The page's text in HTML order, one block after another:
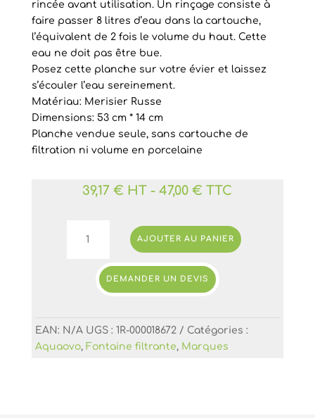
rincée avant utilisation. Un rinçage consiste à
faire passer 8 litres d’eau dans la cartouche,
l’équivalent de 2 fois le volume du haut. Cette
eau ne doit pas être bue.
Posez cette planche sur votre évier et laissez
s’écouler l’eau sereinement.
Matériau: Merisier Russe
Dimensions: 53 cm * 14 cm
Planche vendue seule, sans cartouche de
filtration ni volume en porcelaine
39,17 € HT -47,00 € TTC
rinçage
cartouche
filtrante
AJOUTER AU PANIER
DEMANDER UN DEVIS
EAN: N/A UGS : 1R-000018672
Catégories :
Aquaovo, Fontaine filtrante, Marques